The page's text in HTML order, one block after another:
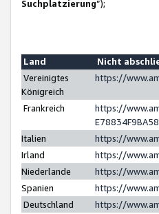
Suchplatzierung”);
Land
Nicht
Vereinigtes
Königreich
https://
Frankreich
https://
Italien
https://
Irland
https://
Niederlande
https://
Spanien
https://
Deutschland
https://